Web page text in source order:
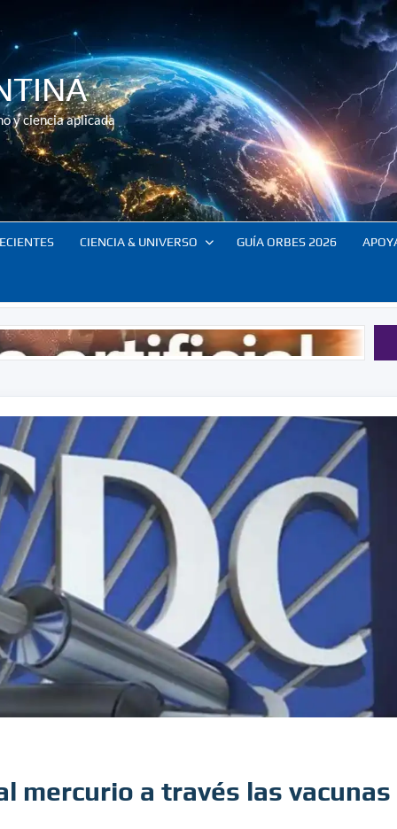
y ciencia aplicada
CIENCIA & UNIVERSO GUÍA ORBES 2026
mercurio a través las vacunas